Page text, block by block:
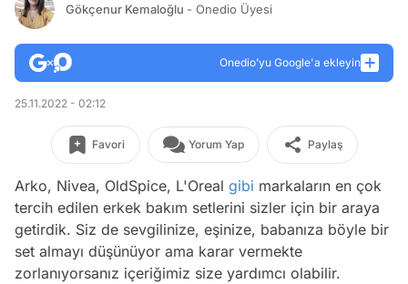
Gökçenur Kemaloğlu - Onedio Üyesi
Onedio’yu Google'a ekleyin
25.11.2022 - 02:12
Favori Yorum Yap Paylaş
Arko, Nivea, OldSpice, L'Oreal gibi markaların en çok
tercih edilen erkek bakım setlerini sizler için bir araya
getirdik. Siz de sevgilinize, eşinize, babanıza böyle bir
set almayı düşünüyor ama karar vermekte
zorlanıyorsanız içeriğimiz size yardımcı olabilir.